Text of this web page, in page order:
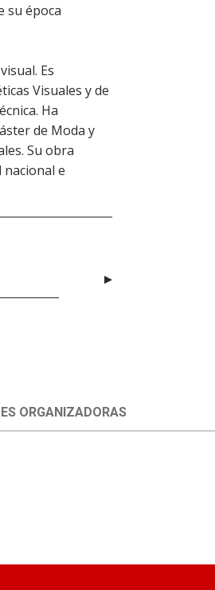
su época
Es
Visuales y de
Ha
de Moda y
Su obra
e
ORGANIZADORAS